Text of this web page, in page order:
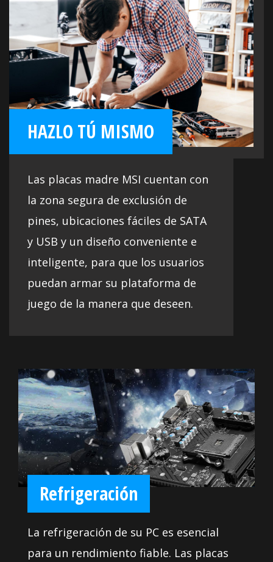
HAZLO TÚ MISMO
Las placas madre MSI cuentan con
la zona segura de exclusión de
pines, ubicaciones fáciles de SATA
y USB y un diseño conveniente e
inteligente, para que los usuarios
puedan armar su plataforma de
juego de la manera que deseen.
Refrigeración
La refrigeración de su PC es esencial
para un rendimiento fiable. Las placas